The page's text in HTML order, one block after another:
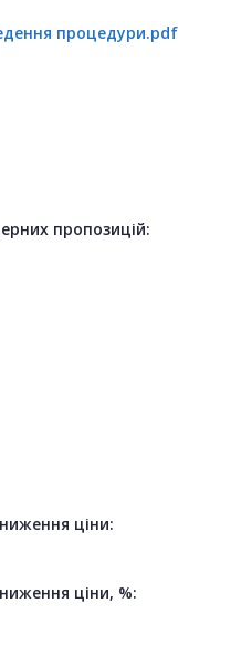
процедури.pdf
пропозицій:
ціни:
ціни, %: